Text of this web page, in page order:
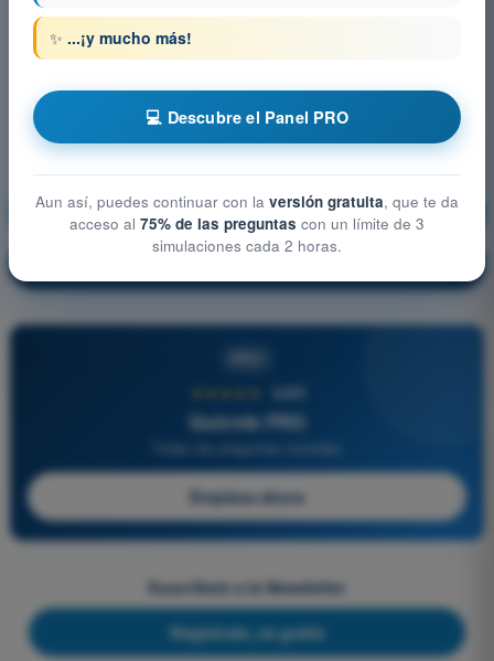
Seguros ¡Entrenamiento!
4,6/5
Quizvds PRO
Empieza ahora
Suscríbete a la Newsletter
Regístrate, es gratis
✨ ...¡y mucho más!
💻 Descubre el Panel PRO
Aun así, puedes continuar con la versión gratuita, que te da
acceso al 75% de las preguntas con un límite de 3
simulaciones cada 2 horas.